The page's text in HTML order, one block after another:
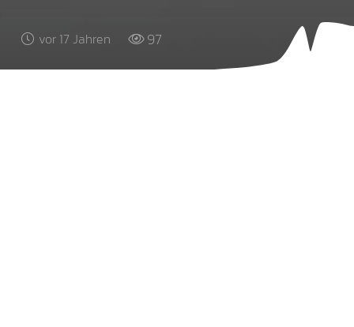
vor 17 Jahren 97